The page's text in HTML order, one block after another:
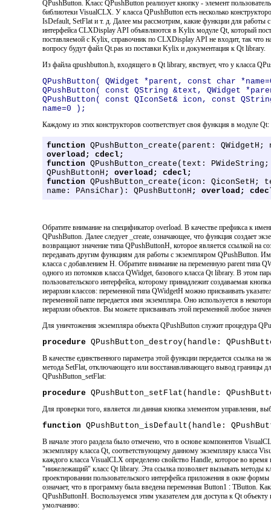
QPushButton. Класс QPushButton реализует кнопку - элемент
библиотеки VisualCLX. У класса QPushButton есть несколько
IsDefault, SetFlat и т. д. Далее мы рассмотрим, какие функции для
интерфейса CLXDisplay API объявляются в Kylix модуле Qt, который
поставляемой с Kylix, справочник по CLXDisplay API не входит, так
вопросу будут файл Qt.pas из поставки Kylix и документация к Qt library.
Из файла qpushbutton.h, входящего в Qt library, явствует, что у класса
QPushButton( QWidget *parent, const char
QPushButton( const QString &text, QWidget
QPushButton( const QIconSet& icon, const
name=0 );
Каждому из этих конструкторов соответствует своя функция в модуле Qt:
function QPushButton_create(parent: QWidgetH;
overload; cdecl;
function QPushButton_create(text:
QPushButtonH ; overload; cdecl;
function QPushButton_create(icon:
name: PAnsiChar): QPushButtonH ; overload;
Обратите внимание на спецификатор overload. В качестве префикса к
QPushButton. Далее следует _create, означающее, что функция создает
возвращают значение типа QPushButtonH, которое является ссылкой на
передавать другим функциям для работы с экземпляром QPushButton.
класса с добавлением H. Обратите внимание на переменную parent типа
одного из потомков класса QWidget, базового класса Qt library. В этом
пользовательского интерфейса, которому принадлежит создаваемая
иерархии классов: переменной типа QWidgetH можно присваивать
переменной name передается имя экземпляра. Оно используется в
иерархии объектов. Вы можете присваивать этой переменной любое
Для уничтожения экземпляра объекта QPushButton служит процедура
procedure QPushButton_destroy(handle:
В качестве единственного параметра этой функции передается ссылка
метода SetFlat, отключающего или восстанавливающего вывод границы
QPushButton_setFlat:
procedure QPushButton_setFlat(handle:
Для проверки того, является ли данная кнопка элементом управления,
function QPushButton_isDefault(handle:
В начале этого раздела было отмечено, что в основе компонентов
экземпляру класса Qt, соответствующему данному экземпляру класса
каждого класса VisualCLX определено свойство Handle, которое во
"нижележащий" класс Qt library. Эта ссылка позволяет вызывать методы
проектировании пользовательского интерфейса приложения в окне
означает, что в программу была введена переменная Button1 : TButton.
QPushButtonH. Воспользуемся этим указателем для доступа к Qt
умолчанию: